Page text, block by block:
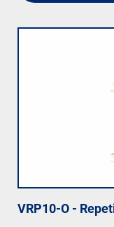
VRP10-O -